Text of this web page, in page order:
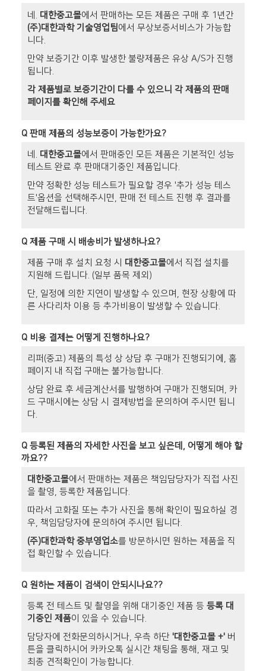
네. 대한중고몰에서 판매하는 모든 제품은 구매 후 1년간
(주)대한과학 기술영업팀에서 무상보증서비스가 가능합
니다.
만약 보증기간 이후 발생한 불량제품은 유상 A/S가 진행
됩니다.
각 제품별로 보증기간이 다를 수 있으니 각 제품의 판매
페이지를 확인해 주세요
Q판매 제품의 성능보증이 가능한가요?
네. 대한중고몰에서 판매중인 모든 제품은 기본적인 성능
테스트 완료 후 판매대기중인 제품입니다.
만약 정확한 성능 테스트가 필요할 경우 '추가 성능 테스
트'옵션을 선택해주시면, 판매 전 테스트 진행 후 결과를
전달해드립니다.
Q제품 구매 시 배송비가 발생하나요?
제품 구매 후 설치 요청 시 대한중고몰에서 직접 설치를
지원해 드립니다. (일부 품목 제외)
단, 일정에 의한 지연이 발생할 수 있으며, 현장 상황에 따
른 사다리차 이용 등 추가비용이 발생할 수 있습니다.
Q비용 결제는 어떻게 진행하나요?
리퍼(중고) 제품의 특성 상 상담 후 구매가 진행되기에, 홈
페이지 내 직접 구매는 불가능합니다.
상담 완료 후 세금계산서를 발행하여 구매가 진행되며, 카
드 구매시에는 상담 시 결제방법을 문의하여 주시면 됩니
다.
Q등록된 제품의 자세한 사진을 보고 싶은데, 어떻게 해야 할
까요??
대한중고몰에서 판매하는 제품은 책임담당자가 직접 사진
을 촬영, 등록한 제품입니다.
따라서 고화질 또는 추가 사진을 통해 확인이 필요하실 경
우, 책임담당자에 문의하여 주시면 됩니다.
(주)대한과학 중부영업소를 방문하시면 원하는 제품을 직
접 확인할 수 있습니다.
Q원하는 제품이 검색이 안되시나요??
등록 전 테스트 및 촬영을 위해 대기중인 제품 등 등록 대
기중인 제품이 있을 수 있습니다.
담당자에 전화문의하시거나, 우측 하단'대한중고몰 +' 버
튼을 클릭하시어 카카오톡 실시간 채팅을 통해, 재고 및
최종 견적확인이 가능합니다.